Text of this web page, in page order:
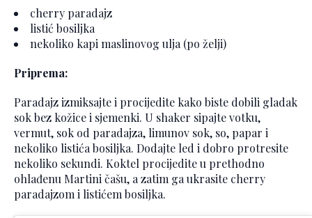
cherry paradajz
listić bosiljka
nekoliko kapi maslinovog ulja (po želji)
Priprema:
Paradajz izmiksajte i procijedite kako biste dobili gladak
sok bez kožice i sjemenki. U shaker sipajte votku,
vermut, sok od paradajza, limunov sok, so, papar i
nekoliko listića bosiljka. Dodajte led i dobro protresite
nekoliko sekundi. Koktel procijedite u prethodno
ohlađenu Martini čašu, a zatim ga ukrasite cherry
paradajzom i listićem bosiljka.